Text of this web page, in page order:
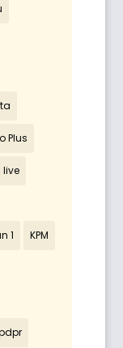
Plus
live
1 KPM